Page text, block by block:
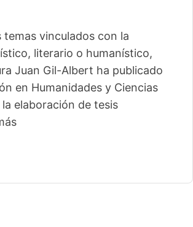
vinculados con la
literario o humanístico,
Juan Gil-Albert ha publicado
en Humanidades y Ciencias
elaboración de tesis